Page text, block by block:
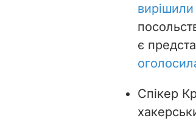
вирішили
є
Спікер